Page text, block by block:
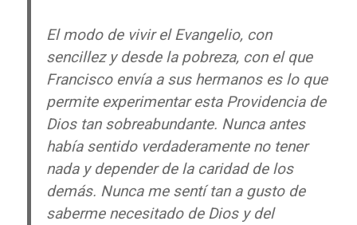
El modo de vivir el Evangelio, con
sencillez y desde la pobreza, con el que
Francisco envía a sus hermanos es lo que
permite experimentar esta Providencia de
Dios tan sobreabundante. Nunca antes
había sentido verdaderamente no tener
nada y depender de la caridad de los
demás. Nunca me sentí tan a gusto de
saberme necesitado de Dios y del